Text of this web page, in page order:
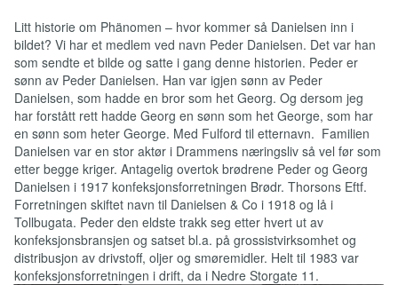
Litt historie om Phänomen – hvor kommer så Danielsen inn i
bildet? Vi har et medlem ved navn Peder Danielsen. Det var han
som sendte et bilde og satte i gang denne historien. Peder er
sønn av Peder Danielsen. Han var igjen sønn av Peder
Danielsen, som hadde en bror som het Georg. Og dersom jeg
har forstått rett hadde Georg en sønn som het George, som har
en sønn som heter George. Med Fulford til etternavn. Familien
Danielsen var en stor aktør i Drammens næringsliv så vel før som
etter begge kriger. Antagelig overtok brødrene Peder og Georg
Danielsen i 1917 konfeksjonsforretningen Brødr. Thorsons Eftf.
Forretningen skiftet navn til Danielsen & Co i 1918 og lå i
Tollbugata. Peder den eldste trakk seg etter hvert ut av
konfeksjonsbransjen og satset bl.a. på grossistvirksomhet og
distribusjon av drivstoff, oljer og smøremidler. Helt til 1983 var
konfeksjonsforretningen i drift, da i Nedre Storgate 11.